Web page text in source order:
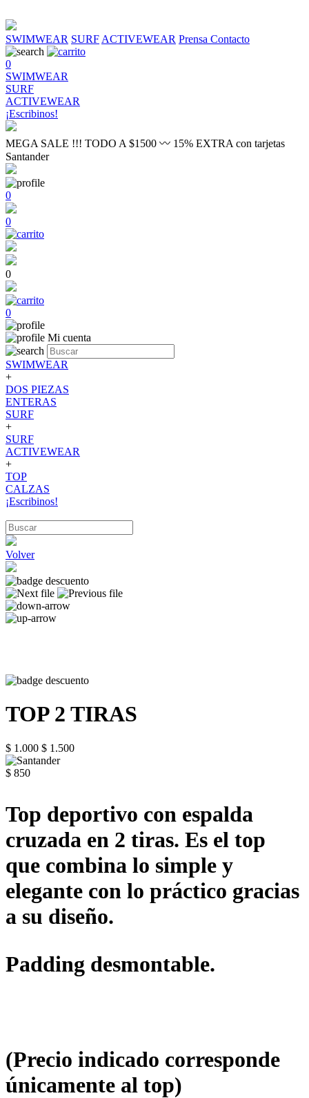
SWIMWEAR SURF ACTIVEWEAR Prensa Contacto
0
SWIMWEAR
SURF
ACTIVEWEAR
¡Escribinos!
MEGA SALE !!! TODO A $1500 〰 15% EXTRA con tarjetas
Santander
0
0
0
0
Mi cuenta
SWIMWEAR
+
DOS PIEZAS
ENTERAS
SURF
+
SURF
ACTIVEWEAR
+
TOP
CALZAS
¡Escribinos!
Volver
TOP 2 TIRAS
$ 1.000 $ 1.500
$ 850
Top deportivo con espalda
cruzada en 2 tiras. Es el top
que combina lo simple y
elegante con lo práctico gracias
a su diseño.
Padding desmontable.
(Precio indicado corresponde
únicamente al top)